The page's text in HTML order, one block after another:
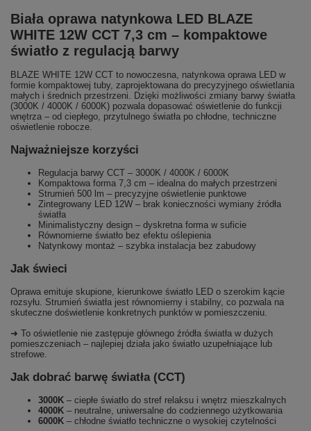
Biała oprawa natynkowa LED BLAZE
WHITE 12W CCT 7,3 cm – kompaktowe
światło z regulacją barwy
BLAZE WHITE 12W CCT to nowoczesna, natynkowa oprawa LED w
formie kompaktowej tuby, zaprojektowana do precyzyjnego oświetlania
małych i średnich przestrzeni. Dzięki możliwości zmiany barwy światła
(3000K / 4000K / 6000K) pozwala dopasować oświetlenie do funkcji
wnętrza – od ciepłego, przytulnego światła po chłodne, techniczne
oświetlenie robocze.
Najważniejsze korzyści
Regulacja barwy CCT – 3000K / 4000K / 6000K
Kompaktowa forma 7,3 cm – idealna do małych przestrzeni
Strumień 500 lm – precyzyjne oświetlenie punktowe
Zintegrowany LED 12W – brak konieczności wymiany źródła
światła
Minimalistyczny design – dyskretna forma w suficie
Równomierne światło bez efektu oślepienia
Natynkowy montaż – szybka instalacja bez zabudowy
Jak świeci
Oprawa emituje skupione, kierunkowe światło LED o szerokim kącie
rozsyłu. Strumień światła jest równomierny i stabilny, co pozwala na
skuteczne doświetlenie konkretnych punktów w pomieszczeniu.
➜ To oświetlenie nie zastępuje głównego źródła światła w dużych
pomieszczeniach – najlepiej działa jako światło uzupełniające lub
strefowe.
Jak dobrać barwę światła (CCT)
3000K – ciepłe światło do stref relaksu i wnętrz mieszkalnych
4000K – neutralne, uniwersalne do codziennego użytkowania
6000K – chłodne światło techniczne o wysokiej czytelności